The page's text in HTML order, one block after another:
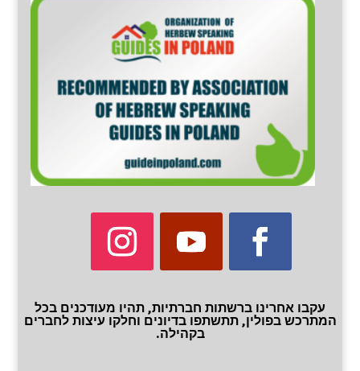
עקבו אחרינו ברשתות חברתיות, תהיו מעודכנים בכל
המתרכש בפולין, תתשתפו בדיונים וחלקו עיצות לחברים
בקהילה.